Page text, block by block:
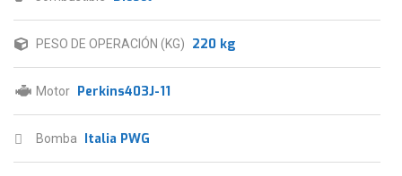
PESO DE OPERACIÓN (KG) 220 kg
Motor Perkins403J-11
Bomba Italia PWG